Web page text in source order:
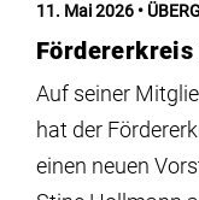
11. Mai 2026
Fördererkreis
Auf seiner
hat der
einen neuen